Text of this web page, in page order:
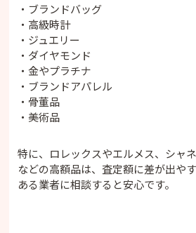
・ブランドバッグ
・高級時計
・ジュエリー
・ダイヤモンド
・金やプラチナ
・ブランドアパレル
・骨董品
・美術品
特に、ロレックスやエルメス、シャ
などの高額品は、査定額に差が出や
ある業者に相談すると安心です。